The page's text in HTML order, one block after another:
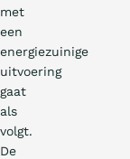
met
een
energiezuinige
uitvoering
gaat
als
volgt.
De